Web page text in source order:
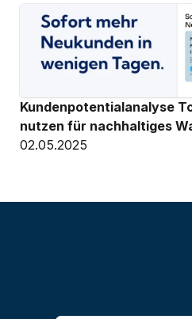
Kundenpotentialanalyse
nutzen für nachhaltiges
02.05.2025